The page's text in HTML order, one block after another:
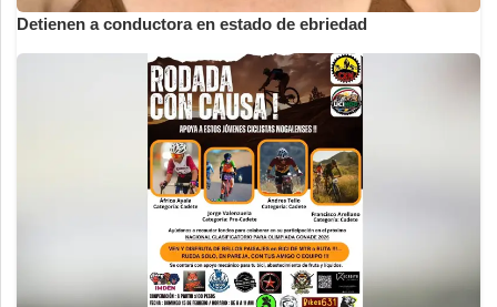
Detienen a conductora en estado de ebriedad